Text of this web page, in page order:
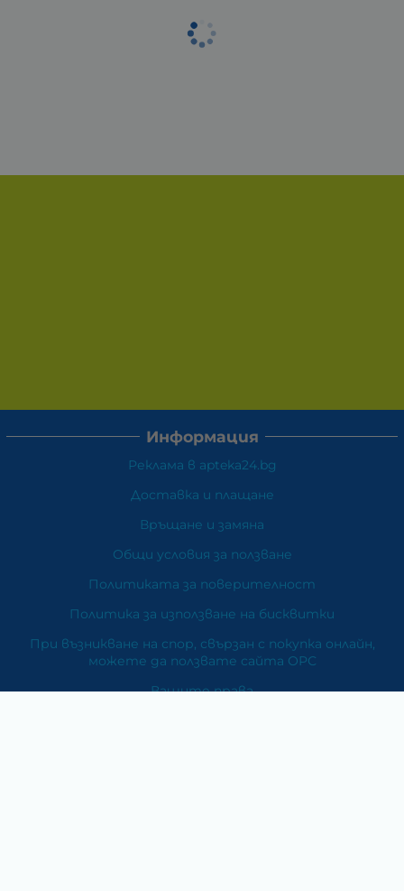
Информация
Реклама в apteka24.bg
Доставка и плащане
Връщане и замяна
Общи условия за ползване
Политиката за поверителност
Политика за използване на бисквитки
При възникване на спор, свързан с покупка онлайн,
можете да ползвате сайта ОРС
Вашите права